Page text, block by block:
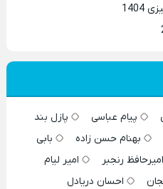
پیام عباسی
پازل بند
بهنام حسن زاده
بابی
امیرحافظ رنجبر
امیر لیام
احسان دریادل